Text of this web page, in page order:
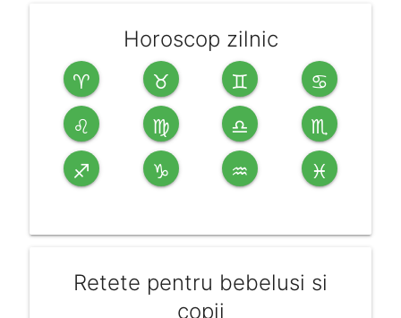
Horoscop zilnic
♈ ♉ ♊ ♋
♌ ♍ ♎ ♏
♐ ♑ ♒ ♓
Retete pentru bebelusi si
copii